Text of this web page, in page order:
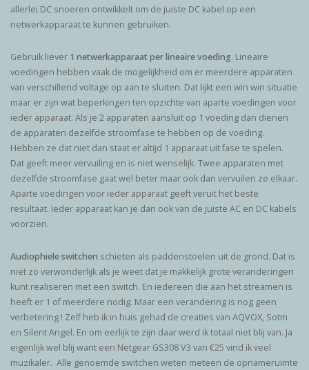
allerlei DC snoeren ontwikkelt om de juiste DC kabel op een
netwerkapparaat te kunnen gebruiken.
Gebruik liever 1 netwerkapparaat per lineaire voeding. Lineaire
voedingen hebben vaak de mogelijkheid om er meerdere apparaten
van verschillend voltage op aan te sluiten. Dat lijkt een win win situatie
maar er zijn wat beperkingen ten opzichte van aparte voedingen voor
ieder apparaat. Als je 2 apparaten aansluit op 1 voeding dan dienen
de apparaten dezelfde stroomfase te hebben op de voeding.
Hebben ze dat niet dan staat er altijd 1 apparaat uit fase te spelen.
Dat geeft meer vervuiling en is niet wenselijk. Twee apparaten met
dezelfde stroomfase gaat wel beter maar ook dan vervuilen ze elkaar.
Aparte voedingen voor ieder apparaat geeft veruit het beste
resultaat. Ieder apparaat kan je dan ook van de juiste AC en DC kabels
voorzien.
Audiophiele switchen schieten als paddenstoelen uit de grond. Dat is
niet zo verwonderlijk als je weet dat je makkelijk grote veranderingen
kunt realiseren met een switch. En iedereen die aan het streamen is
heeft er 1 of meerdere nodig. Maar een verandering is nog geen
verbetering ! Zelf heb ik in huis gehad de creaties van AQVOX, Sotm
en Silent Angel. En om eerlijk te zijn daar werd ik totaal niet blij van. Ja
eigenlijk wel blij want een Netgear GS308 V3 van €25 vind ik veel
muzikaler. Alle genoemde switchen weten meteen de opnameruimte